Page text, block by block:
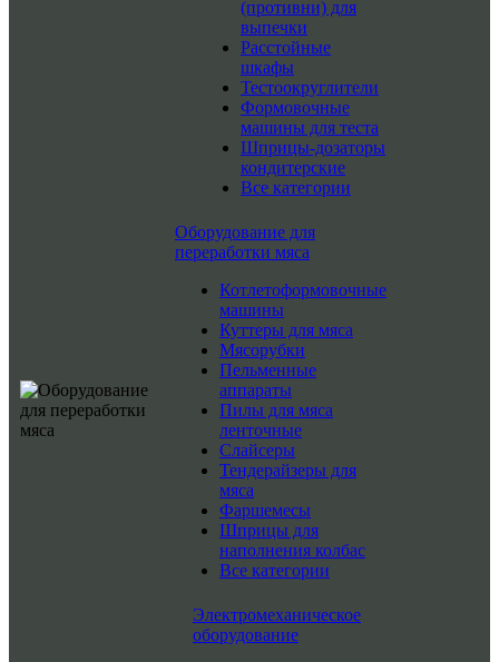
(противни) для
выпечки
Расстойные
шкафы
Тестоокруглители
Формовочные
машины для теста
Шприцы-дозаторы
кондитерские
Все категории
Оборудование для
переработки мяса
Котлетоформовочные
машины
Куттеры для мяса
Мясорубки
Пельменные
аппараты
Пилы для мяса
ленточные
Слайсеры
Тендерайзеры для
мяса
Фаршемесы
Шприцы для
наполнения колбас
Все категории
Электромеханическое
оборудование